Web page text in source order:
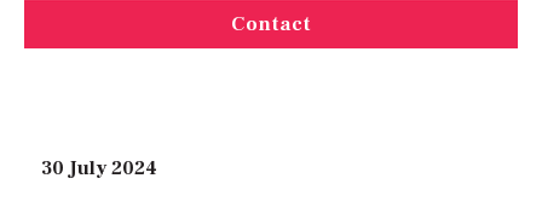
Contact
30 July 2024